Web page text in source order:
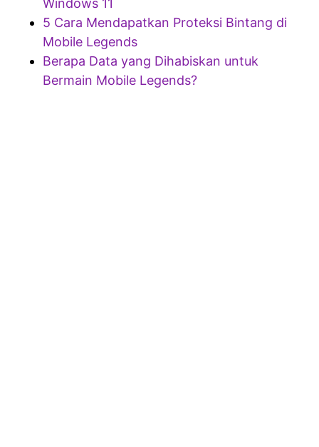
Windows 11
5 Cara Mendapatkan Proteksi Bintang di
Mobile Legends
Berapa Data yang Dihabiskan untuk
Bermain Mobile Legends?